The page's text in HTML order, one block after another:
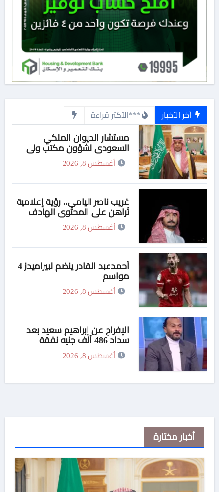
آخر الأخبار ***الأكثر قراءة
مستشار الديوان الملكي
السعودي لشؤون مكتب ولي
العهد يهنئ وزير التربية والتعليم
والتعليم الفني بمناسبة منحه
أغسطس 8, 2026
غريب ناصر اليامي.. رؤية إعلامية
تُراهن على المحتوى الهادف
أغسطس 8, 2026
أحمدعبد القادر ينضم لبيراميدز 4
مواسم
أغسطس 8, 2026
الإفراج عن إبراهيم سعيد بعد
سداد 486 ألف جنيه نفقة
لطليقته
أغسطس 8, 2026
أخبار مختارة